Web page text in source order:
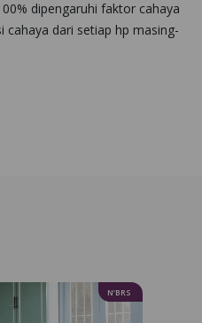
dipengaruhi faktor cahaya
dari setiap hp masing-
N’BRS